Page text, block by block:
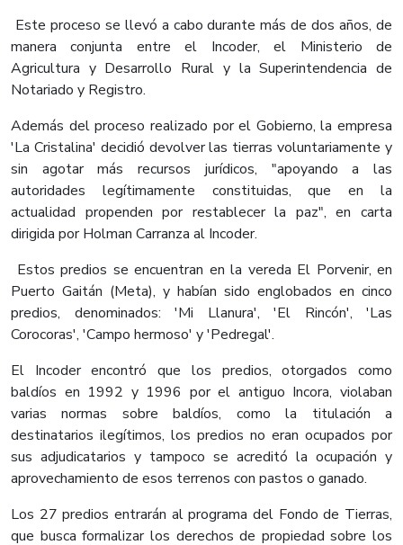
Este proceso se llevó a cabo durante más de dos años, de
manera conjunta entre el Incoder, el Ministerio de
Agricultura y Desarrollo Rural y la Superintendencia de
Notariado y Registro.
Además del proceso realizado por el Gobierno, la empresa
'La Cristalina' decidió devolver las tierras voluntariamente y
sin agotar más recursos jurídicos, "apoyando a las
autoridades legítimamente constituidas, que en la
actualidad propenden por restablecer la paz", en carta
dirigida por Holman Carranza al Incoder.
Estos predios se encuentran en la vereda El Porvenir, en
Puerto Gaitán (Meta), y habían sido englobados en cinco
predios, denominados: 'Mi Llanura', 'El Rincón', 'Las
Corocoras', 'Campo hermoso' y 'Pedregal'.
El Incoder encontró que los predios, otorgados como
baldíos en 1992 y 1996 por el antiguo Incora, violaban
varias normas sobre baldíos, como la titulación a
destinatarios ilegítimos, los predios no eran ocupados por
sus adjudicatarios y tampoco se acreditó la ocupación y
aprovechamiento de esos terrenos con pastos o ganado.
Los 27 predios entrarán al programa del Fondo de Tierras,
que busca formalizar los derechos de propiedad sobre los